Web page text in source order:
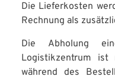
Die Lieferkosten
Rechnung als
Die Abholung
Logistikzentrum ist
während des